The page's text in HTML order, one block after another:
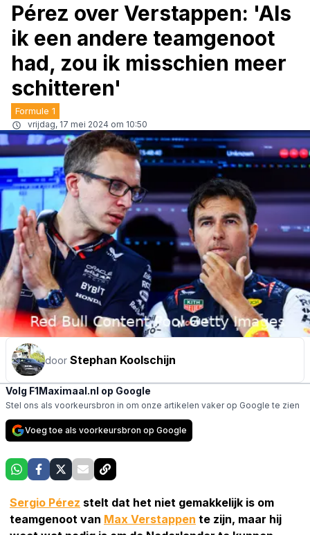
Pérez over Verstappen: 'Als
ik een andere teamgenoot
had, zou ik misschien meer
schitteren'
Formule 1
vrijdag, 17 mei 2024 om 10:50
door Stephan Koolschijn
Volg F1Maximaal.nl op Google
Stel ons als voorkeursbron in om onze artikelen vaker op Google te zien
Voeg toe als voorkeursbron op Google
Sergio Pérez stelt dat het niet gemakkelijk is om
teamgenoot van Max Verstappen te zijn, maar hij